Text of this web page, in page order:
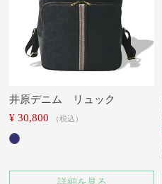
井原デニム リュック
¥ 30,800 税込